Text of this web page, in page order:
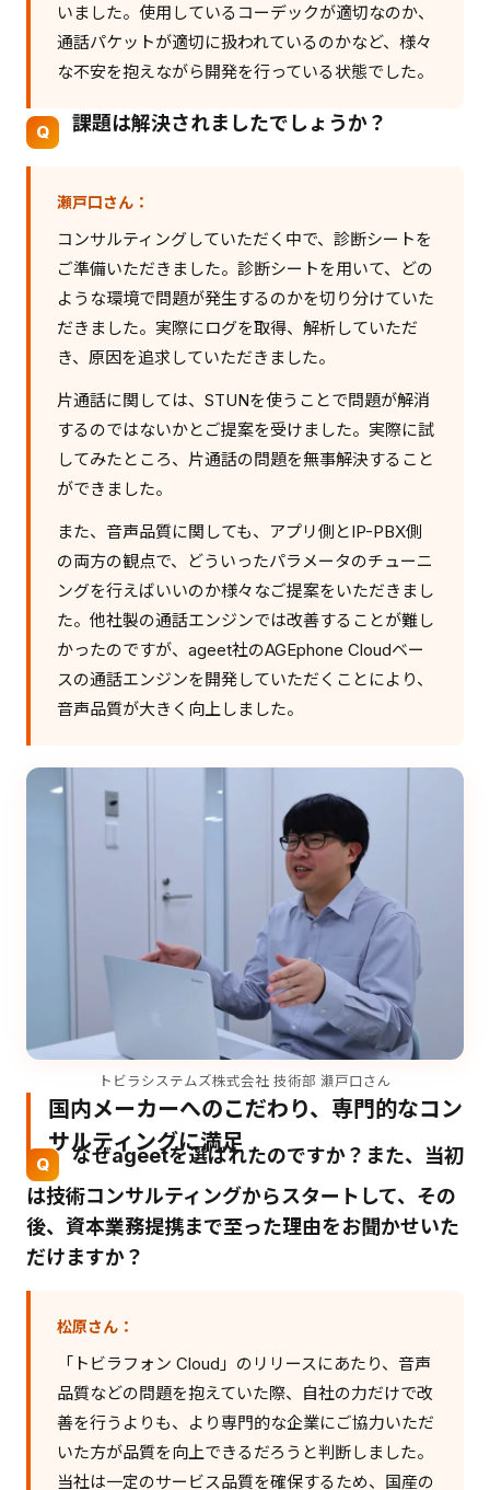
いました。使用しているコーデックが適切なのか、
通話パケットが適切に扱われているのかなど、様々
な不安を抱えながら開発を行っている状態でした。
課題は解決されましたでしょうか？
瀬戸口さん：
コンサルティングしていただく中で、診断シートを
ご準備いただきました。診断シートを用いて、どの
ような環境で問題が発生するのかを切り分けていた
だきました。実際にログを取得、解析していただ
き、原因を追求していただきました。
片通話に関しては、STUNを使うことで問題が解消
するのではないかとご提案を受けました。実際に試
してみたところ、片通話の問題を無事解決すること
ができました。
また、音声品質に関しても、アプリ側とIP-PBX側
の両方の観点で、どういったパラメータのチューニ
ングを行えばいいのか様々なご提案をいただきまし
た。他社製の通話エンジンでは改善することが難し
かったのですが、ageet社のAGEphone Cloudベー
スの通話エンジンを開発していただくことにより、
音声品質が大きく向上しました。
トビラシステムズ株式会社 技術部 瀬戸口さん
国内メーカーへのこだわり、専門的なコン
サルティングに満足
なぜageetを選ばれたのですか？また、当初
は技術コンサルティングからスタートして、その
後、資本業務提携まで至った理由をお聞かせいた
だけますか？
松原さん：
「トビラフォン Cloud」のリリースにあたり、音声
品質などの問題を抱えていた際、自社の力だけで改
善を行うよりも、より専門的な企業にご協力いただ
いた方が品質を向上できるだろうと判断しました。
当社は一定のサービス品質を確保するため、国産の